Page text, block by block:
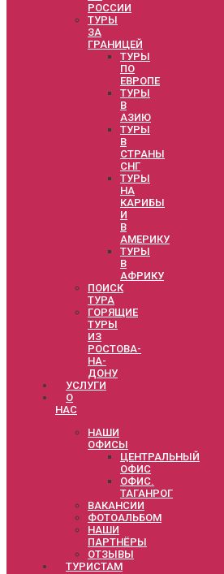
РОССИИ
ТУРЫ
ЗА
ГРАНИЦЕЙ
ТУРЫ
ПО
ЕВРОПЕ
ТУРЫ
В
АЗИЮ
ТУРЫ
В
СТРАНЫ
СНГ
ТУРЫ
НА
КАРИБЫ
И
В
АМЕРИКУ
ТУРЫ
В
АФРИКУ
ПОИСК
ТУРА
ГОРЯЩИЕ
ТУРЫ
ИЗ
РОСТОВА-
НА-
ДОНУ
УСЛУГИ
О
НАС
НАШИ
ОФИСЫ
ЦЕНТРАЛЬНЫЙ
ОФИС
ОФИС.
ТАГАНРОГ
ВАКАНСИИ
ФОТОАЛЬБОМ
НАШИ
ПАРТНЁРЫ
ОТЗЫВЫ
ТУРИСТАМ